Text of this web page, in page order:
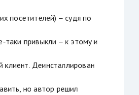
посетителей) – судя по
привыкли – к этому и
Деинсталлирован
но автор решил